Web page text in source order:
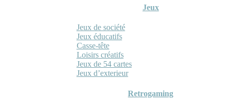
Jeux
Jeux de société
Jeux éducatifs
Casse-tête
Loisirs créatifs
Jeux de 54 cartes
Jeux d’exterieur
Retrogaming